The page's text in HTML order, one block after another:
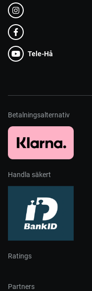
Tele-Hå
Betalningsalternativ
Handla säkert
Ratings
Partners